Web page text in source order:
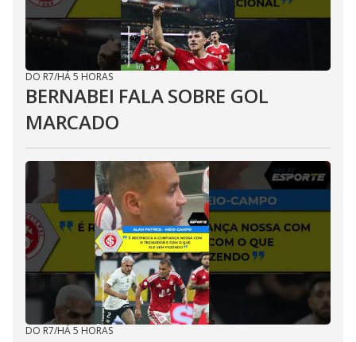
DO R7/HÁ 5 HORAS
BERNABEI FALA SOBRE GOL
MARCADO
DO R7/HÁ 5 HORAS